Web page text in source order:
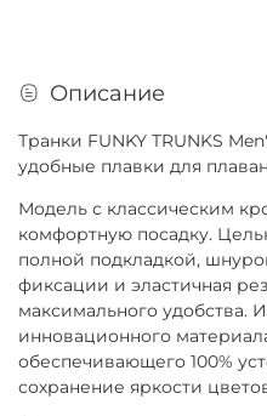
Описание
Транки FUNKY TRUNKS
удобные плавки для
Модель с классическим
комфортную посадку.
полной подкладкой,
фиксации и эластичная
максимального удобства.
инновационного
обеспечивающего 100%
сохранение яркости